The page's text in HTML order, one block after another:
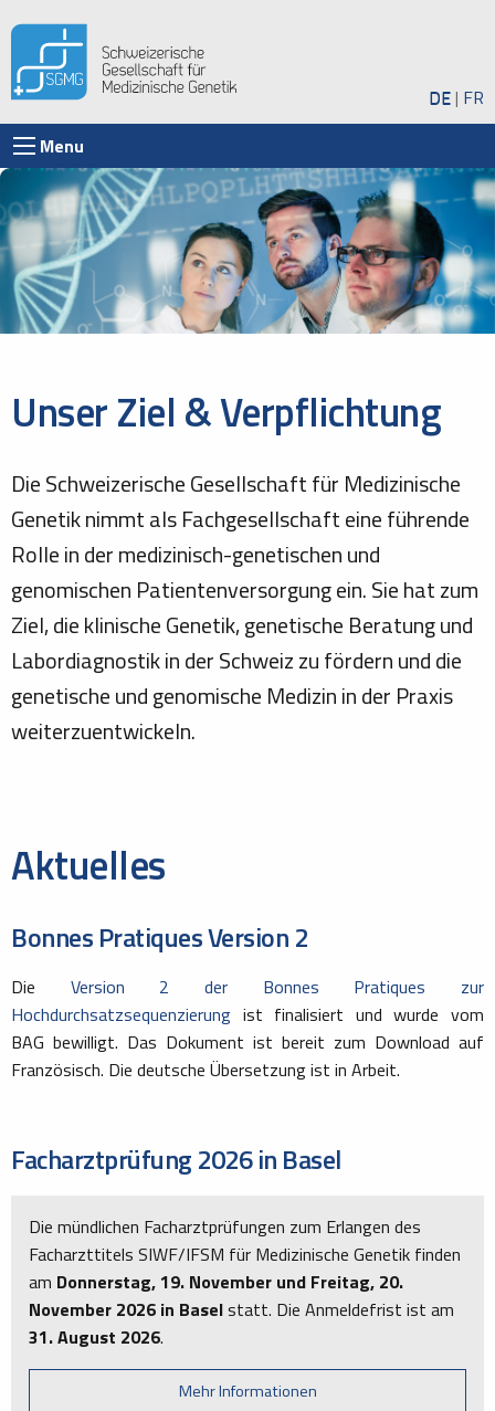
DE FR
Menu
Unser Ziel & Verpflichtung
Die Schweizerische Gesellschaft für Medizinische
Genetik nimmt als Fachgesellschaft eine führende
Rolle in der medizinisch-genetischen und
genomischen Patientenversorgung ein. Sie hat zum
Ziel, die klinische Genetik, genetische Beratung und
Labordiagnostik in der Schweiz zu fördern und die
genetische und genomische Medizin in der Praxis
weiterzuentwickeln.
Aktuelles
Bonnes Pratiques Version 2
Die Version 2 der Bonnes Pratiques zur
Hochdurchsatzsequenzierung ist finalisiert und wurde vom
BAG bewilligt. Das Dokument ist bereit zum Download auf
Französisch. Die deutsche Übersetzung ist in Arbeit.
Facharztprüfung 2026 in Basel
Die mündlichen Facharztprüfungen zum Erlangen des
Facharzttitels SIWF/IFSM für Medizinische Genetik finden
am Donnerstag, 19. November und Freitag, 20.
November 2026 in Baselstatt. Die Anmeldefrist ist am
31. August 2026.
Mehr Informationen